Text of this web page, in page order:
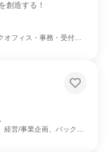
創造する！
受付、営業、経理/税務/財務、人事、総務、法務/知財、広報/IR、組織運営管理・公務員・事務系職種
、バックオフィス・事務・受付、経理/税務/財務、人事、総務、法務/知財、IT